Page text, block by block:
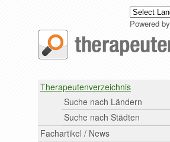
Powered by
Therapeutenverzeichnis
Suche nach Ländern
Suche nach Städten
Fachartikel / News